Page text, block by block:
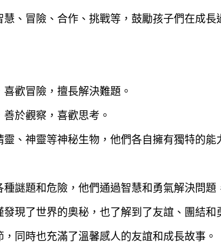
、冒險、合作、挑戰等，鼓勵孩子們在成長
歡冒險，擅長解決難題。
於觀察，喜歡思考。
、神靈等神秘生物，他們各自擁有獨特的能
謎題和危險，他們通過智慧和勇氣解決問題
現了世界的奧秘，也了解到了友誼、團結和
同時也充滿了溫馨感人的友誼和成長故事。